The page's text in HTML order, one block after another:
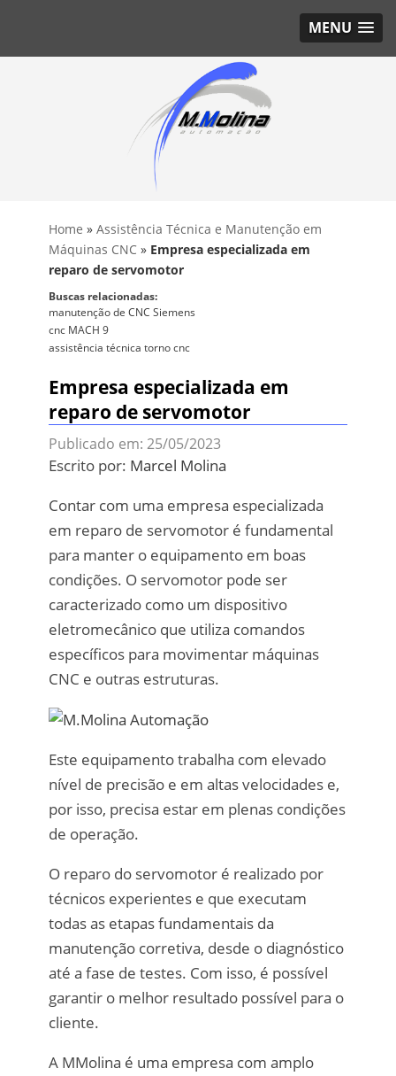
MENU
Home » Assistência Técnica e Manutenção em
Máquinas CNC » Empresa especializada em
reparo de servomotor
Buscas relacionadas:
manutenção de CNC Siemens
cnc MACH 9
assistência técnica torno cnc
Empresa especializada em
reparo de servomotor
Publicado em: 25/05/2023
Escrito por: Marcel Molina
Contar com uma empresa especializada
em reparo de servomotor é fundamental
para manter o equipamento em boas
condições. O servomotor pode ser
caracterizado como um dispositivo
eletromecânico que utiliza comandos
específicos para movimentar máquinas
CNC e outras estruturas.
Este equipamento trabalha com elevado
nível de precisão e em altas velocidades e,
por isso, precisa estar em plenas condições
de operação.
O reparo do servomotor é realizado por
técnicos experientes e que executam
todas as etapas fundamentais da
manutenção corretiva, desde o diagnóstico
até a fase de testes. Com isso, é possível
garantir o melhor resultado possível para o
cliente.
A MMolina é uma empresa com amplo